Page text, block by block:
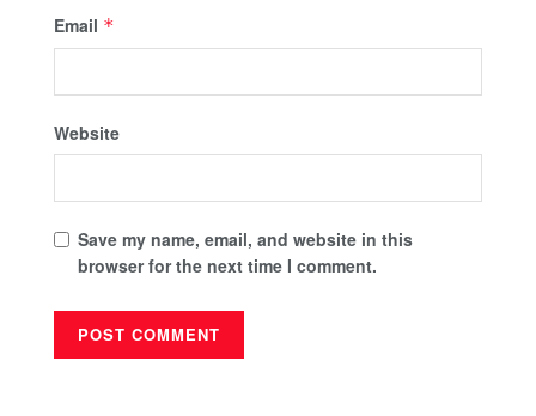
Email *
Website
Save my name, email, and website in this
browser for the next time I comment.